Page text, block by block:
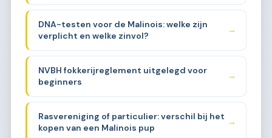
DNA-testen voor de Malinois: welke zijn
verplicht en welke zinvol?
→
NVBH fokkerijreglement uitgelegd voor
beginners
→
Rasvereniging of particulier: verschil bij het
kopen van een Malinois pup
→